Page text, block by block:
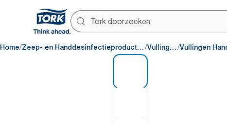
Home/ Zeep- en Handdesinfectieproducten/ Vullingen /